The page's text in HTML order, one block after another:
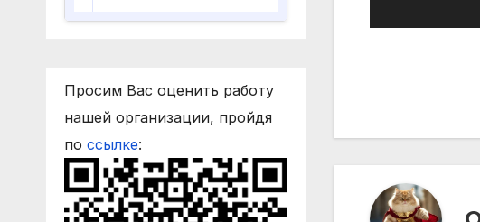
Просим Вас оценить работу
нашей организации, пройдя
по ссылке: